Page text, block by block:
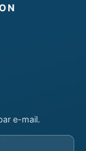
e-mail.